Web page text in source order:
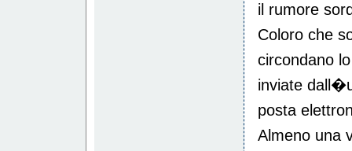
il rumore
Coloro che
circondano
inviate
posta
Almeno una